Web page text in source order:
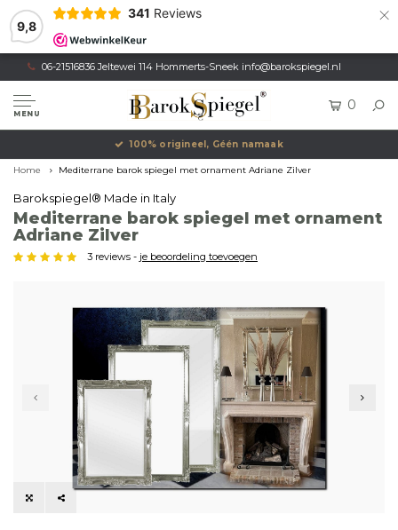
9,8
341 Reviews ×
06-21516836 Jeltewei 114 Hommerts-Sneek info@barokspiegel.nl
MENU
0
100% origineel, Géén namaak
Home Mediterrane barok spiegel met ornament Adriane Zilver
Barokspiegel® Made in Italy
Mediterrane barok spiegel met ornament
Adriane Zilver
3 reviews - je beoordeling toevoegen